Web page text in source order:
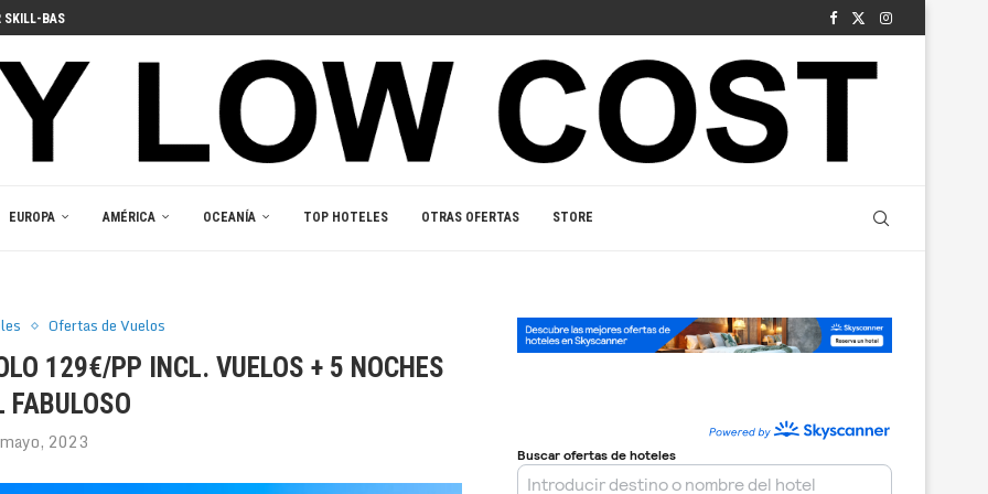
В ИГРОВОЙ...
EUROPA AMÉRICA OCEANÍA TOP HOTELES OTRAS OFERTAS STORE
Ofertas de Vuelos
129€/PP INCL. VUELOS + 5 NOCHES
FABULOSO
2023